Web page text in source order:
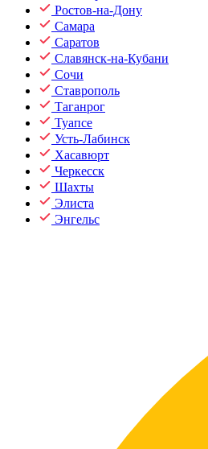
Ростов-на-Дону
Самара
Саратов
Славянск-на-Кубани
Сочи
Ставрополь
Таганрог
Туапсе
Усть-Лабинск
Хасавюрт
Черкесск
Шахты
Элиста
Энгельс